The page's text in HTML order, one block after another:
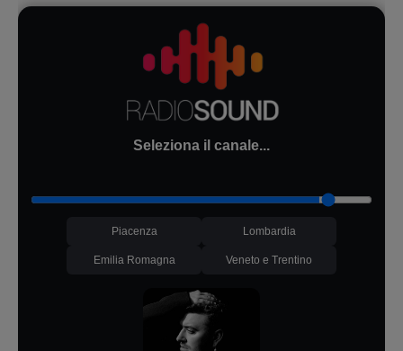
Seleziona il canale...
Piacenza Lombardia
Emilia Romagna Veneto e Trentino